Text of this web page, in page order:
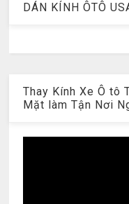
DÁN KÍNH ÔTÔ
Thay Kính Xe Ô tô
Mặt làm Tận Nơi